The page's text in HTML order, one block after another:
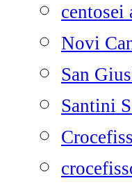
centosei
Novi
San
Santini